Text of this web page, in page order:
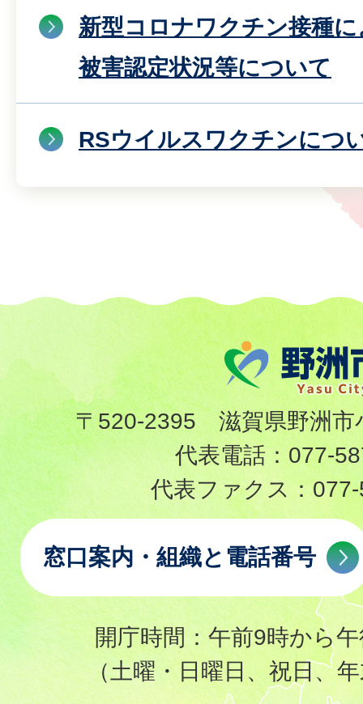
新型コロナワクチン接種
被害認定状況等について
RSウイルスワクチンにつ
〒520-2395 滋賀県野洲市
代表電話： 077-
代表ファクス：
窓口案内・組織と電話番号
開庁時間：午前9時から
（土曜・日曜日、祝日、